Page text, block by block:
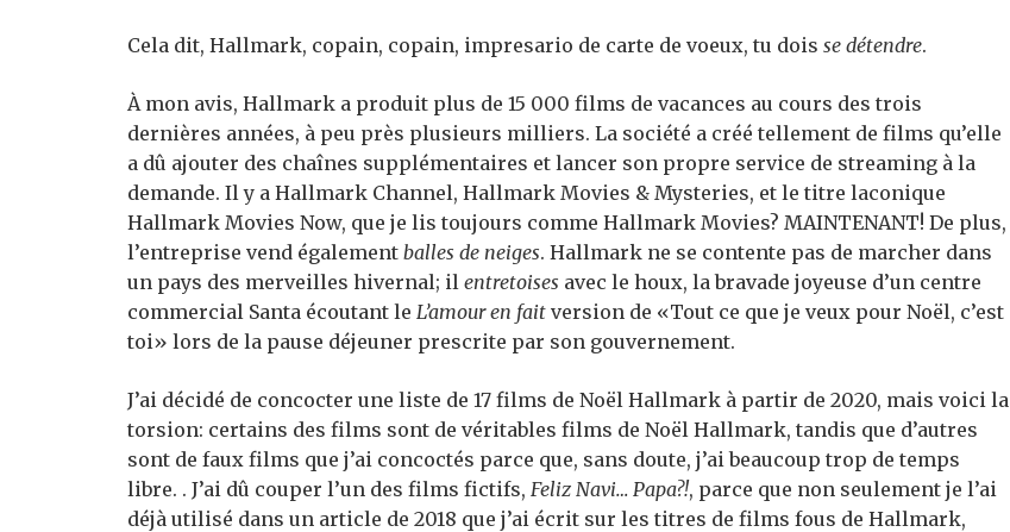
Cela dit, Hallmark, copain, copain, impresario de carte de voeux, tu dois se détendre.
À mon avis, Hallmark a produit plus de 15 000 films de vacances au cours des trois
dernières années, à peu près plusieurs milliers. La société a créé tellement de films qu’elle
a dû ajouter des chaînes supplémentaires et lancer son propre service de streaming à la
demande. Il y a Hallmark Channel, Hallmark Movies & Mysteries, et le titre laconique
Hallmark Movies Now, que je lis toujours comme Hallmark Movies? MAINTENANT! De plus,
l’entreprise vend également balles de neiges. Hallmark ne se contente pas de marcher dans
un pays des merveilles hivernal; il entretoises avec le houx, la bravade joyeuse d’un centre
commercial Santa écoutant le L’amour en fait version de «Tout ce que je veux pour Noël, c’est
toi» lors de la pause déjeuner prescrite par son gouvernement.
J’ai décidé de concocter une liste de 17 films de Noël Hallmark à partir de 2020, mais voici la
torsion: certains des films sont de véritables films de Noël Hallmark, tandis que d’autres
sont de faux films que j’ai concoctés parce que, sans doute, j’ai beaucoup trop de temps
libre. . J’ai dû couper l’un des films fictifs, Feliz Navi… Papa?!, parce que non seulement je l’ai
déjà utilisé dans un article de 2018 que j’ai écrit sur les titres de films fous de Hallmark,